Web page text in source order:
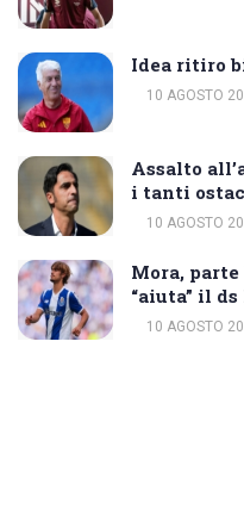
Idea ritiro
10 AGOSTO
Assalto
i tanti
10 AGOSTO
Mora, parte
“aiuta” il ds
10 AGOSTO